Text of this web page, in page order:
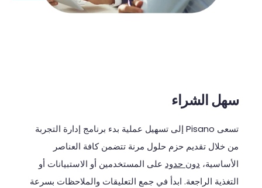
سهل الشراء
تسعى إلى تسهيل عملية بدء برنامج إدارة التجربة
من خلال تقديم حزم حلول مرنة تتضمن كافة العناصر
الأساسية، دون حدود على المستخدمين أو الاستبيانات أو
التغذية الراجعة. ابدأ في جمع التعليقات والملاحظات بسرعة